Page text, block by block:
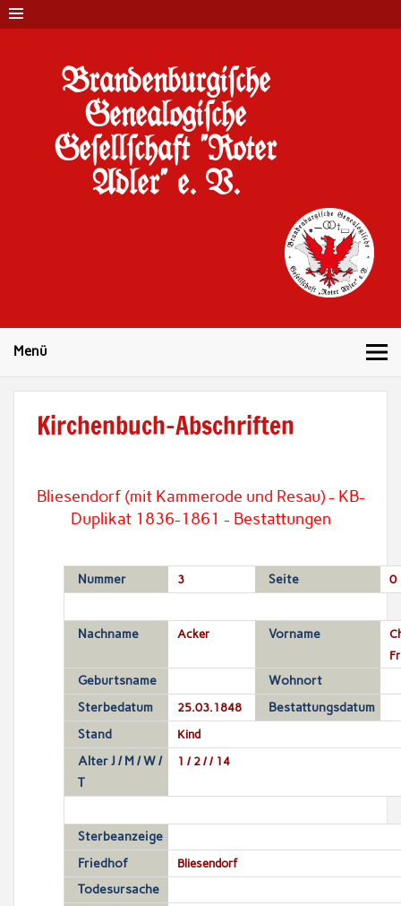
Brandenburgi#che
Genealogi#che
Ge#ell#chaft "Roter
Adler" e. V.
Menü
Kirchenbuch-Abschriften
Bliesendorf (mit Kammerode und Resau) - KB-
Duplikat 1836-1861 - Bestattungen
Nummer 3 Seite 0
Nachname Acker Vorname
Geburtsname
Wohnort
Sterbedatum
25.03.1848
Bestattungsdatum
Stand
Kind
Alter J / M / W /
T
1 / 2 / / 14
Sterbeanzeige
Friedhof
Bliesendorf
Todesursache